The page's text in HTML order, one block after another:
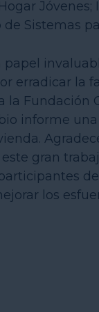
Sistemas
erradicar la
Fundación
informe
gran
los